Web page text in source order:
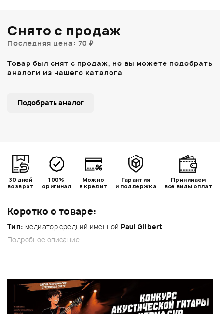
Коротко о товаре:
Тип: медиатор средний именной Paul Gilbert
Подробное описание
Снято с продаж
Последняя цена: 70 ₽
Товар был снят с продаж, но вы можете подобрать
аналоги из нашего каталога
Подобрать аналог
30 дней
возврат
100%
оригинал
Можно
в кредит
Гарантия
и поддержка
Принимаем
все виды оплат